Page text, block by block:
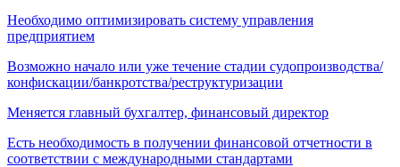
Необходимо оптимизировать систему управления
предприятием
Возможно начало или уже течение стадии судопроизводства/
конфискации/банкротства/реструктуризации
Меняется главный бухгалтер, финансовый директор
Есть необходимость в получении финансовой отчетности в
соответствии с международными стандартами